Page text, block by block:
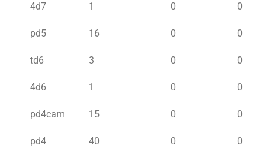
4d7 1 0 0
pd5 16 0 0
td6 3 0 0
4d6 1 0 0
pd4cam 15 0 0
pd4 40 0 0